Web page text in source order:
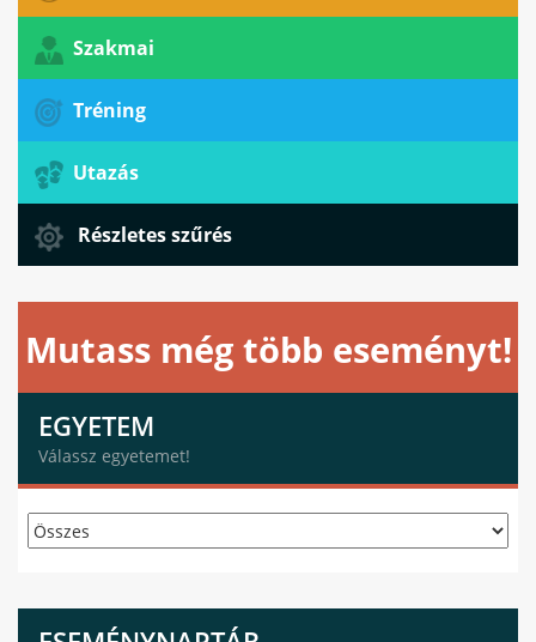
Szakmai
Tréning
Utazás
Részletes szűrés
Mutass még több eseményt!
EGYETEM
Válassz egyetemet!